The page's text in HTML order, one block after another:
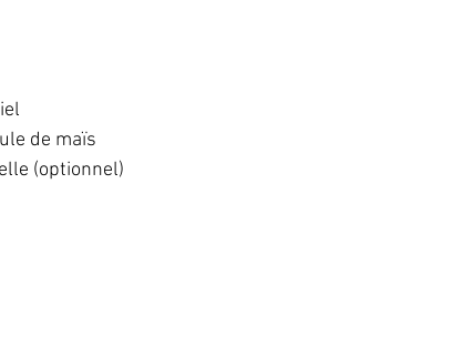
de maïs
(optionnel)